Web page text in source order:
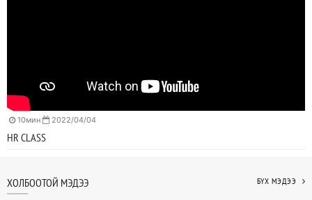
10мин 2022/04/04
HR CLASS
ХОЛБООТОЙ МЭДЭЭ БҮХ МЭДЭЭ